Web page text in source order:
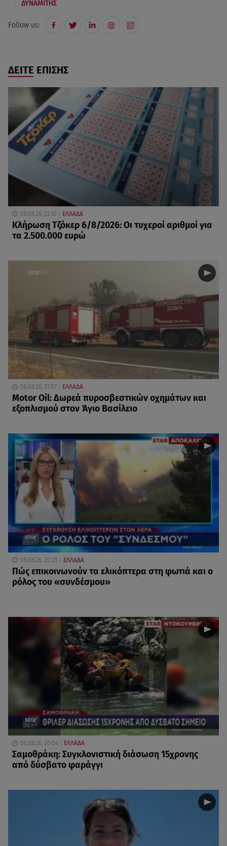
ΔΥΝΑΜΙΤΗΣ
Follow us:
ΔΕΙΤΕ ΕΠΙΣΗΣ
06.08.26, 22:10 ΕΛΛΑΔΑ
Κλήρωση Τζόκερ 6/8/2026: Οι τυχεροί αριθμοί για
τα 2.500.000 ευρώ
06.08.26, 21:07 ΕΛΛΑΔΑ
Motor Oil: Δωρεά πυροσβεστικών οχημάτων και
εξοπλισμού στον Άγιο Βασίλειο
06.08.26, 20:25 ΕΛΛΑΔΑ
Πώς επικοινωνούν τα ελικόπτερα στη φωτιά και ο
ρόλος του «συνδέσμου»
06.08.26, 20:04 ΕΛΛΑΔΑ
Σαμοθράκη: Συγκλονιστική διάσωση 15χρονης
από δύσβατο φαράγγι